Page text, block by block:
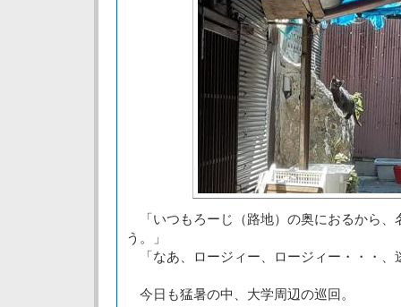
「いつもろーじ（路地）の奥におるから、
う。」
「なあ、ロージィー、ロージィー・・・、
今日も猛暑の中、大学周辺の巡回。